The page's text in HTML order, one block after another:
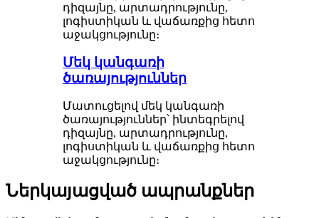
Մեկ կանգառի
ծառայություններ
Մատուցելով մեկ կանգառի
ծառայություններ՝ ինտեգրելով
դիզայնը, արտադրությունը,
լոգիստիկան և վաճառքից հետո
աջակցությունը։
Ներկայացված ապրանքներ